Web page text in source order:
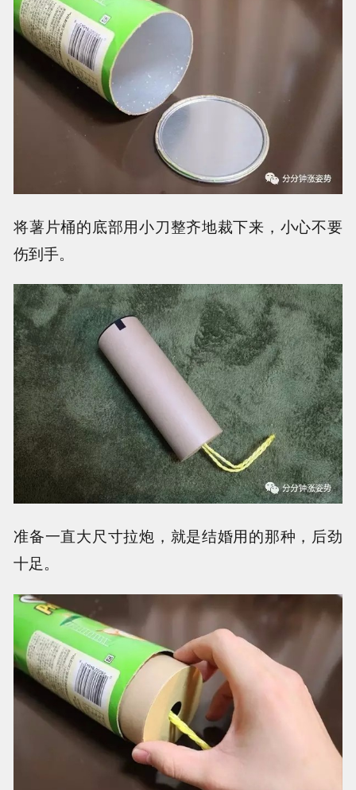
将薯片桶的底部用小刀整齐地裁下来，小心不要
伤到手。
准备一直大尺寸拉炮，就是结婚用的那种，后劲
十足。